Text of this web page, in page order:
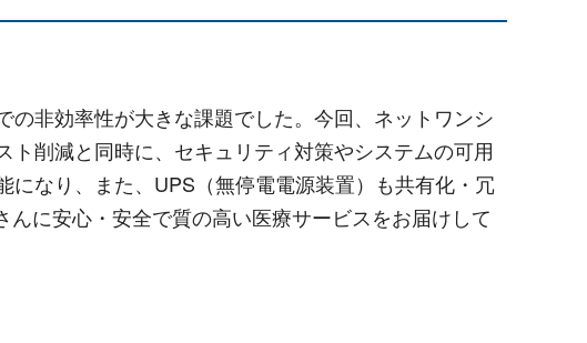
の非効率性が大きな課題でした。今回、ネットワンシ
削減と同時に、セキュリティ対策やシステムの可用
なり、また、UPS（無停電電源装置）も共有化・冗
に安心・安全で質の高い医療サービスをお届けして